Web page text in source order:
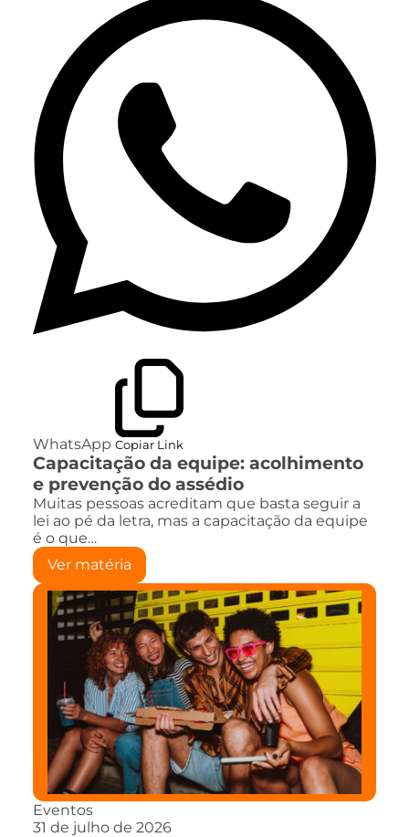
WhatsApp Copiar Link
Capacitação da equipe: acolhimento
e prevenção do assédio
Muitas pessoas acreditam que basta seguir a
lei ao pé da letra, mas a capacitação da equipe
é o que…
Ver matéria
Eventos
31 de julho de 2026